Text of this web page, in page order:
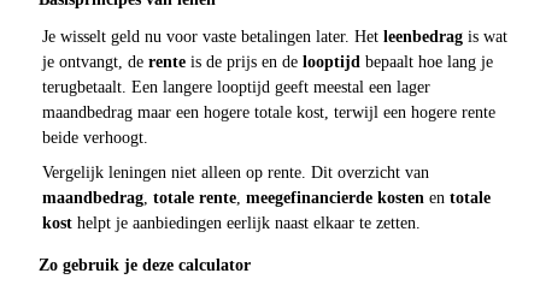
Je wisselt geld nu voor vaste betalingen later. Het leenbedrag is wat
je ontvangt, de rente is de prijs en de looptijd bepaalt hoe lang je
terugbetaalt. Een langere looptijd geeft meestal een lager
maandbedrag maar een hogere totale kost, terwijl een hogere rente
beide verhoogt.
Vergelijk leningen niet alleen op rente. Dit overzicht van
maandbedrag totale rente meegefinancierde kosten en totale
kost helpt je aanbiedingen eerlijk naast elkaar te zetten.
Zo gebruik je deze calculator